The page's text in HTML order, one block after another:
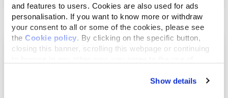
and features to users. Cookies are also used for ads
personalisation. If you want to know more or withdraw
your consent to all or some of the cookies, please see
the Cookie policy . By clicking on the specific button,
closing this banner, scrolling this webpage or continuing
Show details